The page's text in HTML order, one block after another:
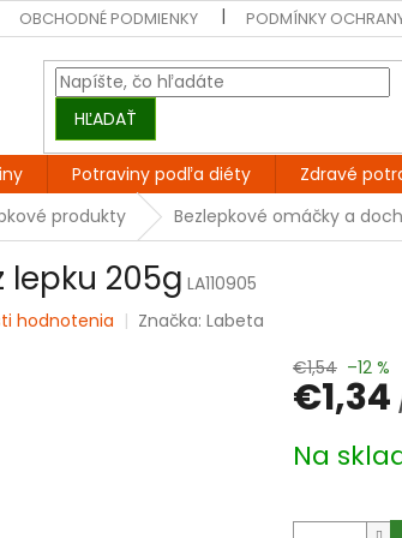
OBCHODNÉ PODMIENKY PODMÍNKY
HĽADAŤ
Potraviny podľa diéty Zdravé
produkty Bezlepkové omáčky a
lepku 205g LA110905
hodnotenia Značka: Labeta
€1,54 –12 %
€1,34
cena:
Na